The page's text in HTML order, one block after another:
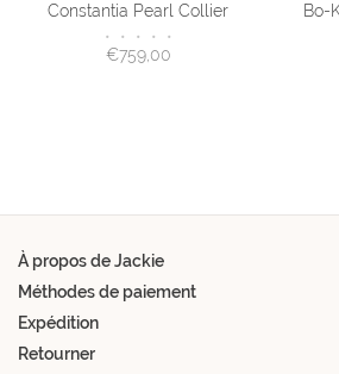
Constantia Pearl Collier
• • • • •
€759,00
Bo-
À propos de Jackie
Méthodes de paiement
Expédition
Retourner